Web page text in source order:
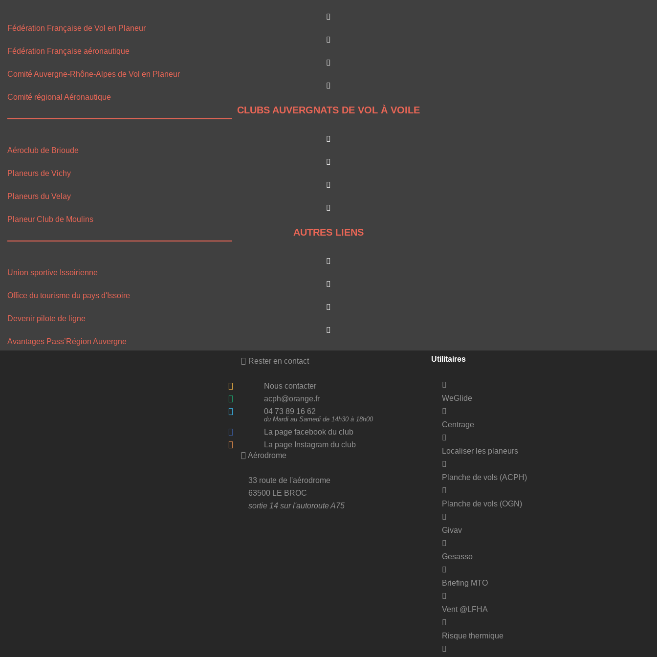
Fédération Française de Vol en Planeur
Fédération Française aéronautique
Comité Auvergne-Rhône-Alpes de Vol en Planeur
Comité régional Aéronautique
CLUBS AUVERGNATS DE VOL À VOILE
Aéroclub de Brioude
Planeurs de Vichy
Planeurs du Velay
Planeur Club de Moulins
AUTRES LIENS
Union sportive Issoirienne
Office du tourisme du pays d'Issoire
Devenir pilote de ligne
Avantages Pass’Région Auvergne
Rester en contact
Nous contacter
acph@orange.fr
04 73 89 16 62
du Mardi au Samedi de 14h30 à 18h00
La page facebook du club
La page Instagram du club
Aérodrome
33 route de l'aérodrome
63500 LE BROC
sortie 14 sur l'autoroute A75
Utilitaires
WeGlide
Centrage
Localiser les planeurs
Planche de vols (ACPH)
Planche de vols (OGN)
Givav
Gesasso
Briefing MTO
Vent @LFHA
Risque thermique